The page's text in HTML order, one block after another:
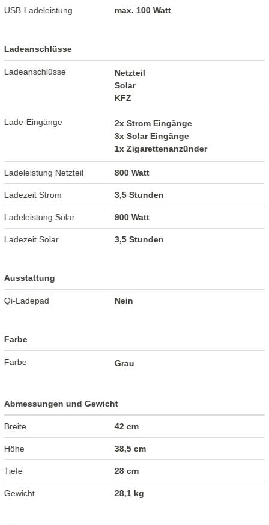
USB-Ladeleistung max. 100 Watt
Ladeanschlüsse
Ladeanschlüsse
Netzteil
Solar
KFZ
Lade-Eingänge
2x Strom Eingänge
3x Solar Eingänge
1x Zigarettenanzünder
Ladeleistung Netzteil 800 Watt
Ladezeit Strom 3,5 Stunden
Ladeleistung Solar 900 Watt
Ladezeit Solar 3,5 Stunden
Ausstattung
Qi-Ladepad Nein
Farbe
Farbe Grau
Abmessungen und Gewicht
Breite 42 cm
Höhe 38,5 cm
Tiefe 28 cm
Gewicht 28,1 kg